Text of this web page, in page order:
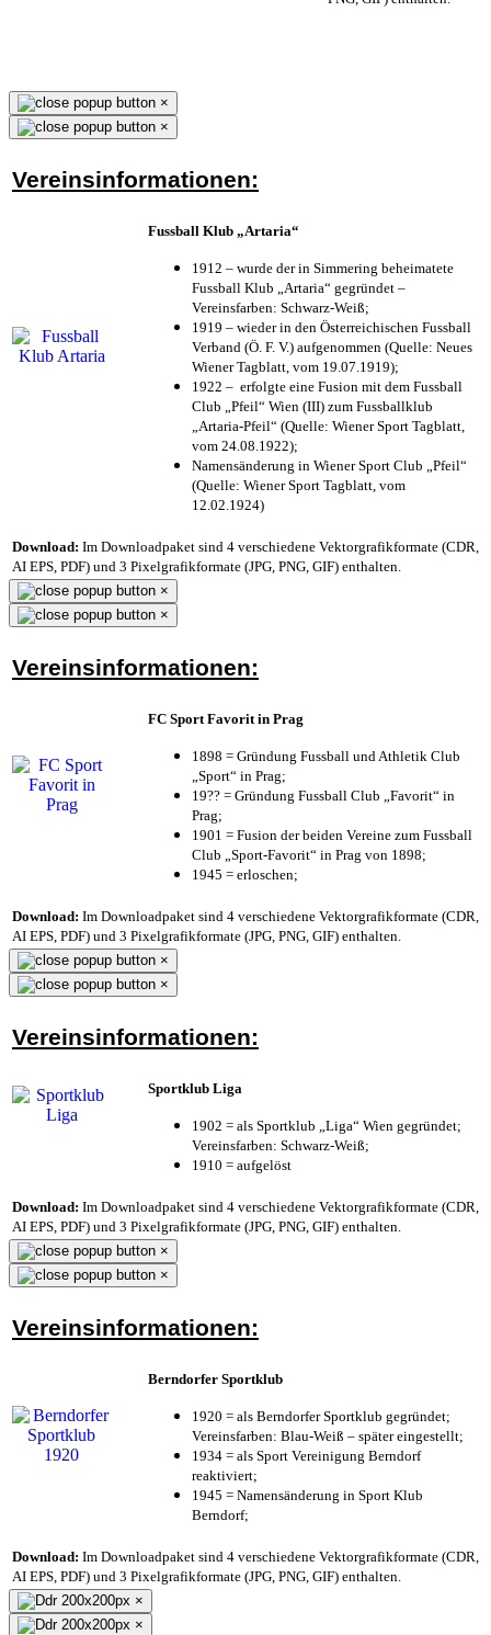
×
×
Vereinsinformationen:
Fussball Klub „Artaria“
1912 – wurde der in Simmering beheimatete
Fussball Klub „Artaria“ gegründet –
Vereinsfarben: Schwarz-Weiß;
1919 – wieder in den Österreichischen Fussball
Verband (Ö. F. V.) aufgenommen (Quelle: Neues
Wiener Tagblatt, vom 19.07.1919);
1922 – erfolgte eine Fusion mit dem Fussball
Club „Pfeil“ Wien (III) zum Fussballklub
„Artaria-Pfeil“ (Quelle: Wiener Sport Tagblatt,
vom 24.08.1922);
Namensänderung in Wiener Sport Club „Pfeil“
(Quelle: Wiener Sport Tagblatt, vom
12.02.1924)
Download: Im Downloadpaket sind 4 verschiedene Vektorgrafikformate (CDR,
AI EPS, PDF) und 3 Pixelgrafikformate (JPG, PNG, GIF) enthalten.
×
×
Vereinsinformationen:
FC Sport Favorit in Prag
1898 = Gründung Fussball und Athletik Club
„Sport“ in Prag;
19?? = Gründung Fussball Club „Favorit“ in
Prag;
1901 = Fusion der beiden Vereine zum Fussball
Club „Sport-Favorit“ in Prag von 1898;
1945 = erloschen;
Download: Im Downloadpaket sind 4 verschiedene Vektorgrafikformate (CDR,
AI EPS, PDF) und 3 Pixelgrafikformate (JPG, PNG, GIF) enthalten.
×
×
Vereinsinformationen:
Sportklub Liga
1902 = als Sportklub „Liga“ Wien gegründet;
Vereinsfarben: Schwarz-Weiß;
1910 = aufgelöst
Download: Im Downloadpaket sind 4 verschiedene Vektorgrafikformate (CDR,
AI EPS, PDF) und 3 Pixelgrafikformate (JPG, PNG, GIF) enthalten.
×
×
Vereinsinformationen:
Berndorfer Sportklub
1920 = als Berndorfer Sportklub gegründet;
Vereinsfarben: Blau-Weiß – später eingestellt;
1934 = als Sport Vereinigung Berndorf
reaktiviert;
1945 = Namensänderung in Sport Klub
Berndorf;
Download: Im Downloadpaket sind 4 verschiedene Vektorgrafikformate (CDR,
AI EPS, PDF) und 3 Pixelgrafikformate (JPG, PNG, GIF) enthalten.
×
×